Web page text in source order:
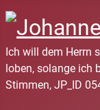
Ich will dem Herrn
loben, solange ich
Stimmen, JP_ID